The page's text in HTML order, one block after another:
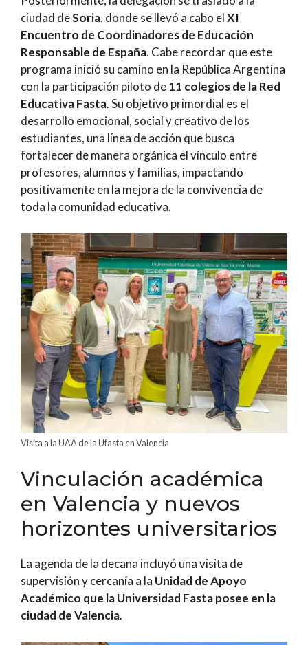
ciudad deSoria, donde se llevó a cabo elXI
Encuentro de Coordinadores de Educación
Responsable de España. Cabe recordar que este
programa inició su camino en la República Argentina
con la participación piloto de11 colegios de la Red
Educativa Fasta. Su objetivo primordial es el
desarrollo emocional, social y creativo de los
estudiantes, una línea de acción que busca
fortalecer de manera orgánica el vínculo entre
profesores, alumnos y familias, impactando
positivamente en la mejora de la convivencia de
toda la comunidad educativa.
Visita a la UAA de la Ufasta en Valencia
Vinculación académica
en Valencia y nuevos
horizontes universitarios
La agenda de la decana incluyó una visita de
supervisión y cercanía a la Unidad de Apoyo
Académico que la Universidad Fasta posee en la
ciudad de Valencia.